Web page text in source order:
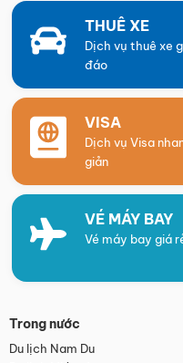
THUÊ XE
Dịch vụ thuê xe
đáo
VISA
Dịch vụ Visa
giản
VÉ MÁY BAY
Vé máy bay giá
Trong nước
Du lịch Nam Du